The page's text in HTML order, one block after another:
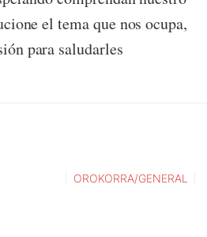
el tema que nos ocupa,
para saludarles
OROKORRA/GENERAL